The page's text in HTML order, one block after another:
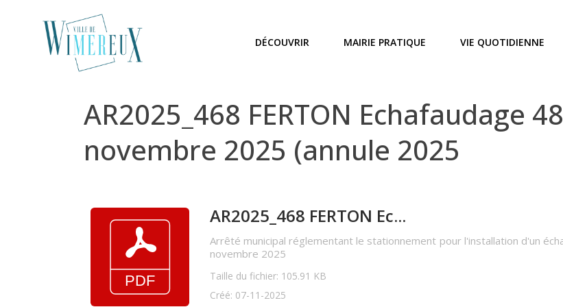
DÉCOUVRIR MAIRIE PRATIQUE VIE QUOTIDIENNE
AR2025_468 FERTON Echafaudage
novembre 2025 (annule 2025
AR2025_468 FERTON Ec...
Arrêté municipal réglementant le stationnement pour l'installation d'un
novembre 2025
Taille du fichier: 105.91 KB
Créé: 07-11-2025